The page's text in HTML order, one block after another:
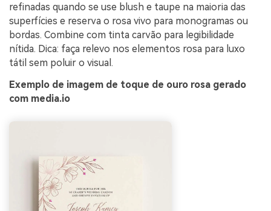
refinadas quando se use blush e taupe na maioria das
superfícies e reserva o rosa vivo para monogramas ou
bordas. Combine com tinta carvão para legibilidade
nítida. Dica: faça relevo nos elementos rosa para luxo
tátil sem poluir o visual.
Exemplo de imagem de toque de ouro rosa gerado
com media.io